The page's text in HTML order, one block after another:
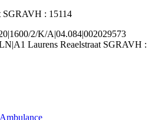
SGRAVH : 15114
2/K/A|04.084|002029573
Laurens Reaelstraat SGRAVH :